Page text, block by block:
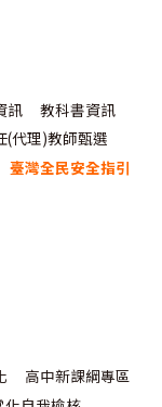
訊
教科書資訊
(代理)教師甄選
臺灣全民安全指引
高中新課綱專區